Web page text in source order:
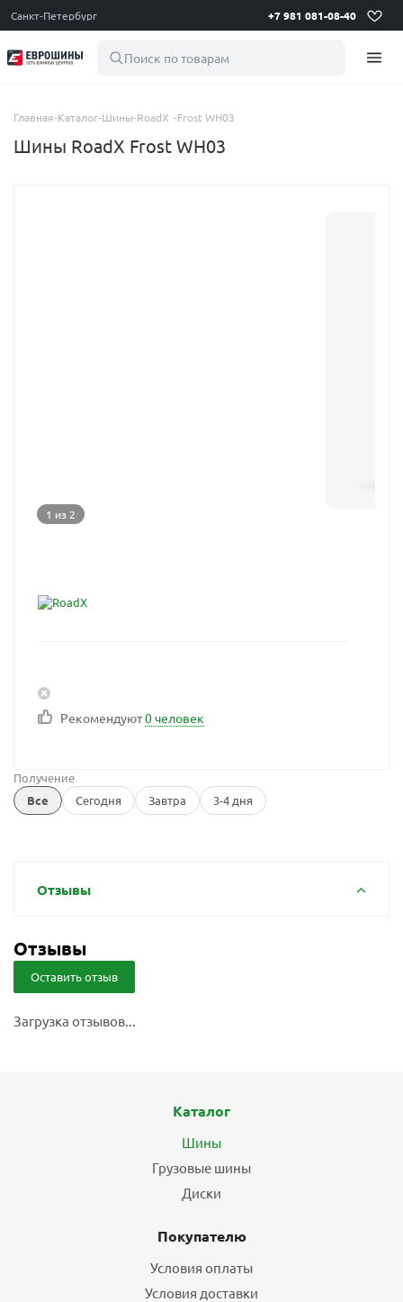
Санкт-Петербург +7 981 081-08-40
Поиск по товарам
Главная-Каталог-Шины-RoadX -Frost WH03
Шины RoadX Frost WH03
1 из 2
Рекомендуют0 человек
Получение
Все
Сегодня Завтра 3-4 дня
Отзывы
Отзывы
Оставить отзыв
Загрузка отзывов...
Каталог
Шины
Грузовые шины
Диски
Покупателю
Условия оплаты
Условия доставки